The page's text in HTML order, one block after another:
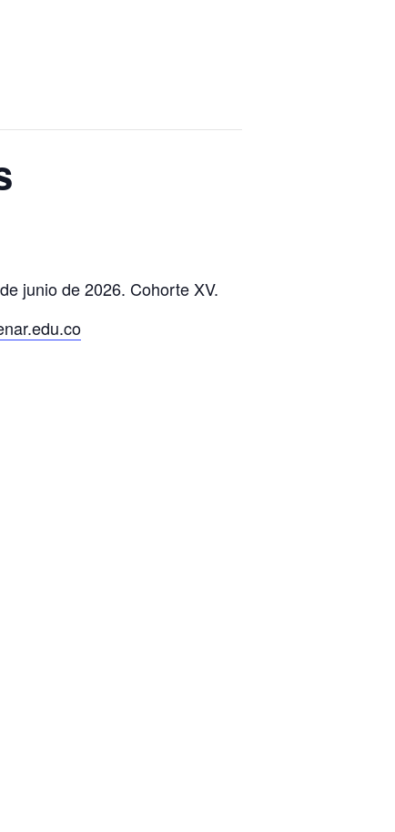
junio de 2026. Cohorte XV.